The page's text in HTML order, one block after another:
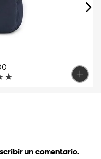
★
un comentario.